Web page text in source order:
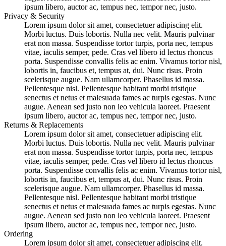
ipsum libero, auctor ac, tempus nec, tempor nec, justo.
Privacy & Security
Lorem ipsum dolor sit amet, consectetuer adipiscing elit.
Morbi luctus. Duis lobortis. Nulla nec velit. Mauris pulvinar
erat non massa. Suspendisse tortor turpis, porta nec, tempus
vitae, iaculis semper, pede. Cras vel libero id lectus rhoncus
porta. Suspendisse convallis felis ac enim. Vivamus tortor nisl,
lobortis in, faucibus et, tempus at, dui. Nunc risus. Proin
scelerisque augue. Nam ullamcorper. Phasellus id massa.
Pellentesque nisl. Pellentesque habitant morbi tristique
senectus et netus et malesuada fames ac turpis egestas. Nunc
augue. Aenean sed justo non leo vehicula laoreet. Praesent
ipsum libero, auctor ac, tempus nec, tempor nec, justo.
Returns & Replacements
Lorem ipsum dolor sit amet, consectetuer adipiscing elit.
Morbi luctus. Duis lobortis. Nulla nec velit. Mauris pulvinar
erat non massa. Suspendisse tortor turpis, porta nec, tempus
vitae, iaculis semper, pede. Cras vel libero id lectus rhoncus
porta. Suspendisse convallis felis ac enim. Vivamus tortor nisl,
lobortis in, faucibus et, tempus at, dui. Nunc risus. Proin
scelerisque augue. Nam ullamcorper. Phasellus id massa.
Pellentesque nisl. Pellentesque habitant morbi tristique
senectus et netus et malesuada fames ac turpis egestas. Nunc
augue. Aenean sed justo non leo vehicula laoreet. Praesent
ipsum libero, auctor ac, tempus nec, tempor nec, justo.
Ordering
Lorem ipsum dolor sit amet, consectetuer adipiscing elit.